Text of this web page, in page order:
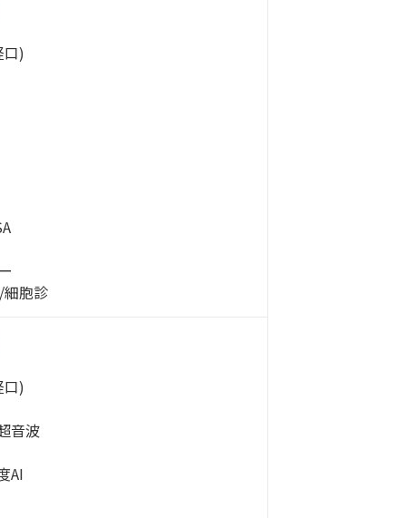
口)
細胞診
口)
音波
AI